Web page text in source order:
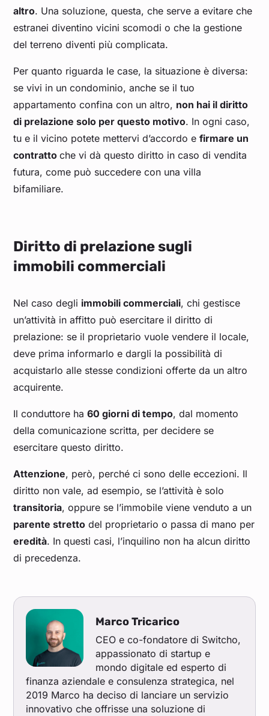
altro. Una soluzione, questa, che serve a evitare che
estranei diventino vicini scomodi o che la gestione
del terreno diventi più complicata.
Per quanto riguarda le case, la situazione è diversa:
se vivi in un condominio, anche se il tuo
appartamento confina con un altro, non hai il diritto
di prelazione solo per questo motivo. In ogni caso,
tu e il vicino potete mettervi d’accordo efirmare un
contrattoche vi dà questo diritto in caso di vendita
futura, come può succedere con una villa
bifamiliare.
Diritto di prelazione sugli
immobili commerciali
Nel caso degli immobili commerciali, chi gestisce
un’attività in affitto può esercitare il diritto di
prelazione: se il proprietario vuole vendere il locale,
deve prima informarlo e dargli la possibilità di
acquistarlo alle stesse condizioni offerte da un altro
acquirente.
Il conduttore ha60 giorni di tempo, dal momento
della comunicazione scritta, per decidere se
esercitare questo diritto.
Attenzione, però, perché ci sono delle eccezioni. Il
diritto non vale, ad esempio, se l’attività è solo
transitoria, oppure se l’immobile viene venduto a un
parente stretto del proprietario o passa di mano per
eredità. In questi casi, l’inquilino non ha alcun diritto
di precedenza.
Marco Tricarico
CEO e co-fondatore di Switcho,
appassionato di startup e
mondo digitale ed esperto di
finanza aziendale e consulenza strategica, nel
2019 Marco ha deciso di lanciare un servizio
innovativo che offrisse una soluzione di